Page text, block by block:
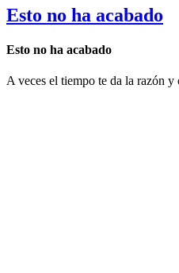
Esto no ha acabado
Esto no ha acabado
A veces el tiempo te da la razón